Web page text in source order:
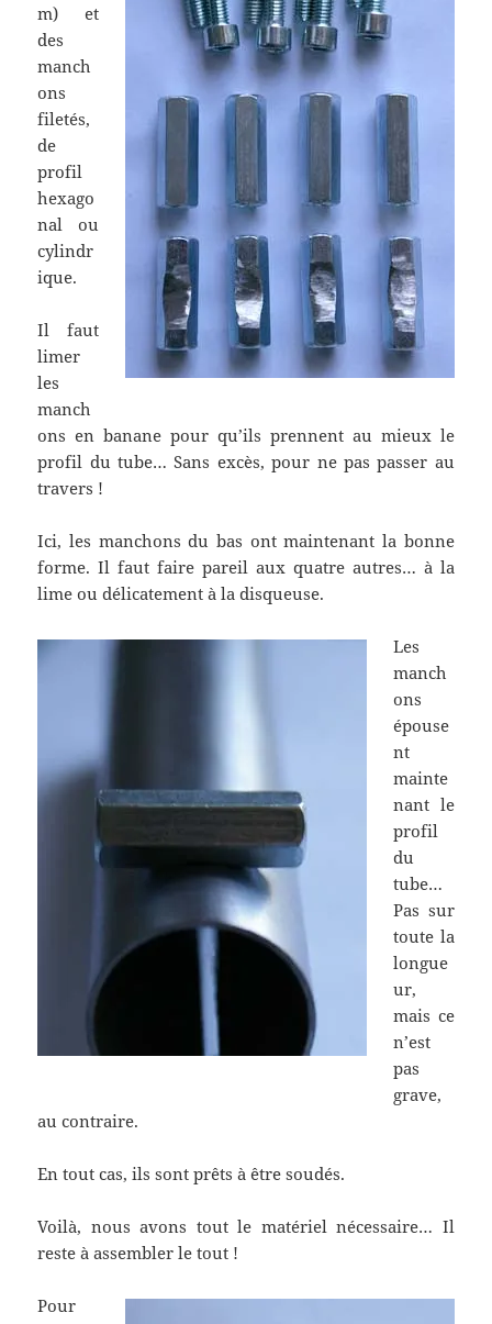
m) et
des
manch
ons
filetés,
de
profil
hexago
nal ou
cylindr
ique.
Il faut
limer
les
manch
ons en banane pour qu’ils prennent au mieux le
profil du tube… Sans excès, pour ne pas passer au
travers !
Ici, les manchons du bas ont maintenant la bonne
forme. Il faut faire pareil aux quatre autres… à la
lime ou délicatement à la disqueuse.
Les
manch
ons
épouse
nt
mainte
nant le
profil
du
tube…
Pas sur
toute la
longue
ur,
mais ce
n’est
pas
grave,
au contraire.
En tout cas, ils sont prêts à être soudés.
Voilà, nous avons tout le matériel nécessaire… Il
reste à assembler le tout !
Pour